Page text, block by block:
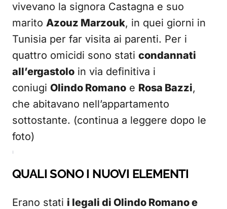
vivevano la signora Castagna e suo
marito Azouz Marzouk, in quei giorni in
Tunisia per far visita ai parenti. Per i
quattro omicidi sono stati condannati
all’ergastolo in via definitiva i
coniugi Olindo Romano e Rosa Bazzi,
che abitavano nell’appartamento
sottostante. (continua a leggere dopo le
foto)
QUALI SONO I NUOVI ELEMENTI
Erano stati i legali di Olindo Romano e